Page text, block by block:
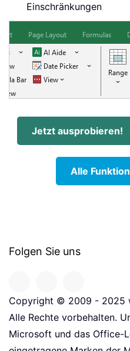
Einschränkungen
Jetzt ausprobieren!
Alle
Folgen Sie uns
Copyright © 2009 - 2025
Alle Rechte vorbehalten.
Microsoft und das Office-